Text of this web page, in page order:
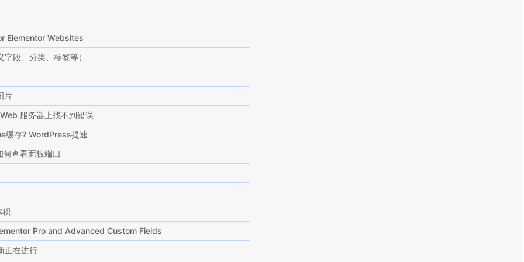
Elementor Websites
段、分类、标签等）
片
服务器上找不到错误
缓存? WordPress提速
查看面板端口
Pro and Advanced Custom Fields
正在进行